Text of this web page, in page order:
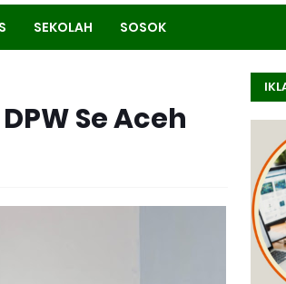
SEKOLAH SOSOK
Se Aceh